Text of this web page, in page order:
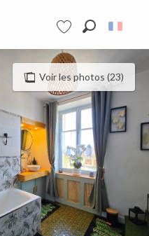
Voir les favoris
Voir les photos (23)